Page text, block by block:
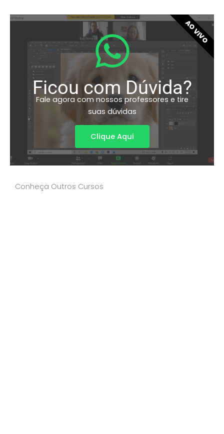
Ficou com Dúvida?
Fale agora com nossos professores e tire
suas dúvidas
Clique Aqui
AO VIVO
Conheça Outros Cursos